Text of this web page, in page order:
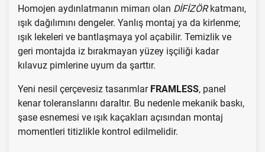
Homojen aydınlatmanın mimarı olan DİFİZÖRkatmanı,
ışık dağılımını dengeler. Yanlış montaj ya da kirlenme;
ışık lekeleri ve bantlaşmaya yol açabilir. Temizlik ve
geri montajda iz bırakmayan yüzey işçiliği kadar
kılavuz pimlerine uyum da şarttır.
Yeni nesil çerçevesiz tasarımlar FRAMLESS, panel
kenar toleranslarını daraltır. Bu nedenle mekanik baskı,
şase esnemesi ve ışık kaçakları açısından montaj
momentleri titizlikle kontrol edilmelidir.